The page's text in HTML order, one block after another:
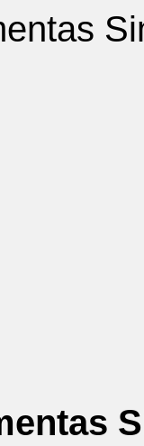
Vinho
NaN de 5 estrelas.